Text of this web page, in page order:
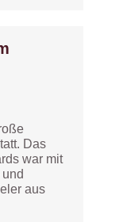
Das
war mit
aus